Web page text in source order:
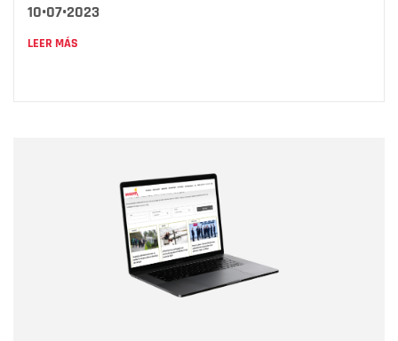
10•07•2023
LEER MÁS
Correo electrónico
Tipo de comentario